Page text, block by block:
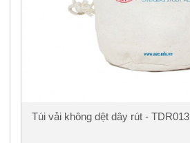
Túi vải không dệt dây rút - TDR013